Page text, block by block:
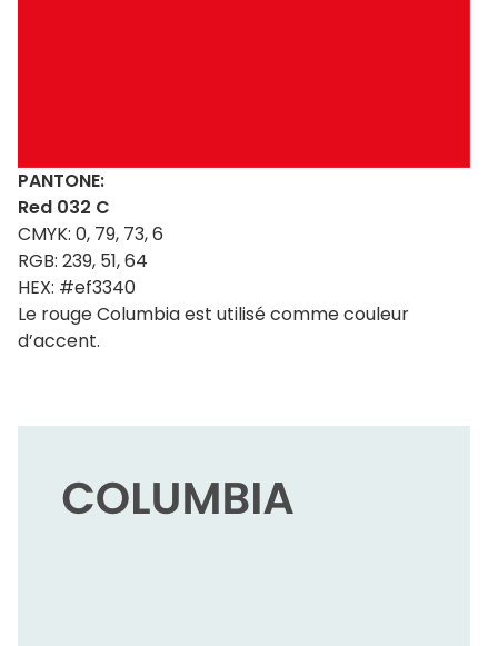
PANTONE:
Red 032 C
CMYK: 0, 79, 73, 6
RGB: 239, 51, 64
HEX: #ef3340
Le rouge Columbia est utilisé comme couleur
d’accent.